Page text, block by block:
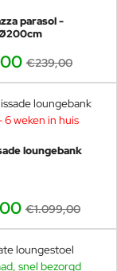
om vuil en stof
vlekken is het
grondig na te
water om
Hoewel
zijn, is
blootstelling aan
het
opslag
stoelen op een
plek te
parasol -
€239,00
-19%
6 weken in huis
loungebank
€1.099,00
snel bezorgd